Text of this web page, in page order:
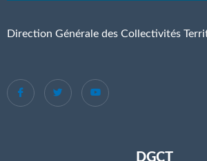
Direction Générale des Collectivités
DGCT